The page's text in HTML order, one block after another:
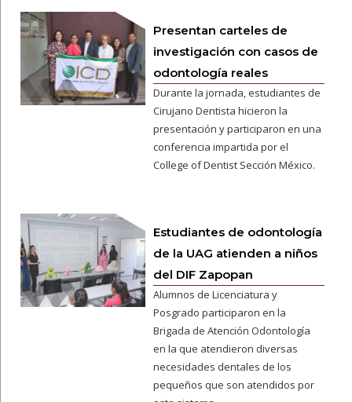
Presentan carteles de
investigación con casos de
odontología reales
Durante la jornada, estudiantes de
Cirujano Dentista hicieron la
presentación y participaron en una
conferencia impartida por el
College of Dentist Sección México.
Estudiantes de odontología
de la UAG atienden a niños
del DIF Zapopan
Alumnos de Licenciatura y
Posgrado participaron en la
Brigada de Atención Odontología
en la que atendieron diversas
necesidades dentales de los
pequeños que son atendidos por